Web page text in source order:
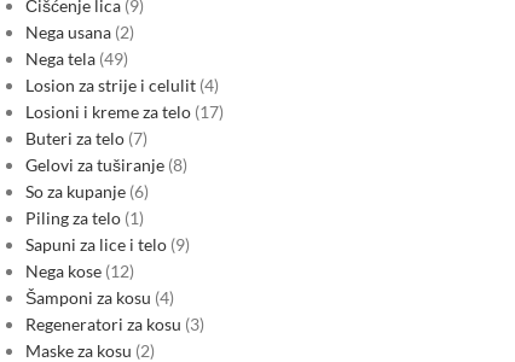
Suša obara hidroproizvodnju u
elektroenergetski bilans
Dugotrajna suša i ekstremno visoke temperature spustile su
dotoke u hidroenergetski sistem Đerdapa, pa elektrane rade
na oko 20% (Đerdap 1) i 30% (Đerdap 2) kapaciteta.…
CONTINUE READING
Čišćenje lica 9
Nega usana 2
Nega tela 49
Losion za strije i celulit 4
Losioni i kreme za telo 17
Buteri za telo 7
Gelovi za tuširanje 8
So za kupanje 6
Piling za telo 1
Sapuni za lice i telo 9
Nega kose 12
Šamponi za kosu 4
Regeneratori za kosu 3
Maske za kosu 2